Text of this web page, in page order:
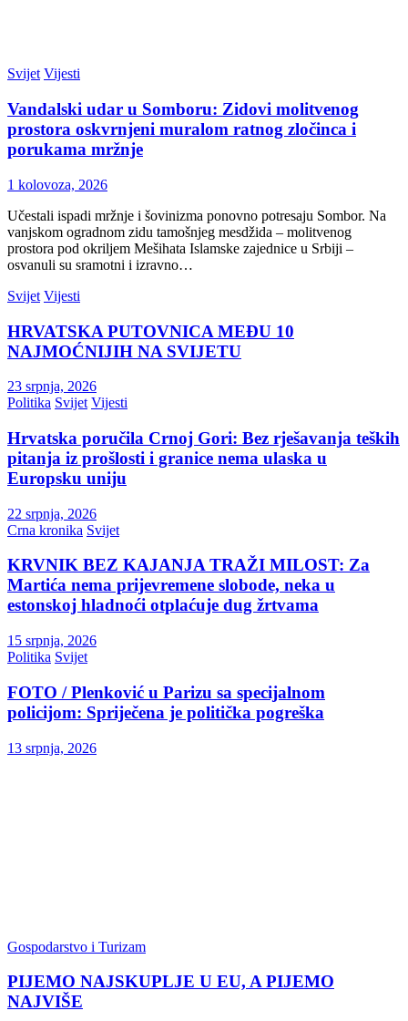
Svijet Vijesti
Vandalski udar u Somboru: Zidovi molitvenog
prostora oskvrnjeni muralom ratnog zločinca i
porukama mržnje
1 kolovoza, 2026
Učestali ispadi mržnje i šovinizma ponovno potresaju Sombor. Na
vanjskom ogradnom zidu tamošnjeg mesdžida – molitvenog
prostora pod okriljem Mešihata Islamske zajednice u Srbiji –
osvanuli su sramotni i izravno…
Svijet Vijesti
HRVATSKA PUTOVNICA MEĐU 10
NAJMOĆNIJIH NA SVIJETU
23 srpnja, 2026
Politika Svijet Vijesti
Hrvatska poručila Crnoj Gori: Bez rješavanja teških
pitanja iz prošlosti i granice nema ulaska u
Europsku uniju
22 srpnja, 2026
Crna kronika Svijet
KRVNIK BEZ KAJANJA TRAŽI MILOST: Za
Martića nema prijevremene slobode, neka u
estonskoj hladnoći otplaćuje dug žrtvama
15 srpnja, 2026
Politika Svijet
FOTO / Plenković u Parizu sa specijalnom
policijom: Spriječena je politička pogreška
13 srpnja, 2026
Gospodarstvo i Turizam
PIJEMO NAJSKUPLJE U EU, A PIJEMO
NAJVIŠE